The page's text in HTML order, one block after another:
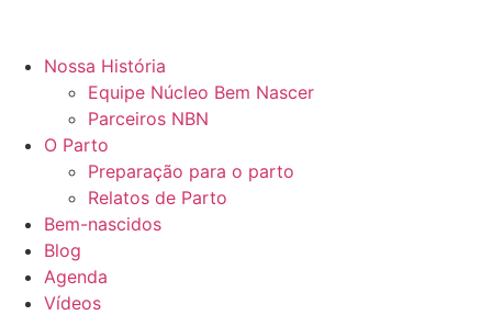
Nossa História
Equipe Núcleo Bem Nascer
Parceiros NBN
O Parto
Preparação para o parto
Relatos de Parto
Bem-nascidos
Blog
Agenda
Vídeos